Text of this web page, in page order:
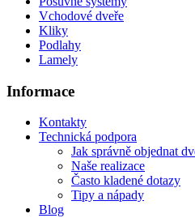
Vchodové dveře
Kliky
Podlahy
Lamely
Informace
Kontakty
Technická podpora
Jak správně objednat
Naše realizace
Často kladené dotazy
Tipy a nápady
Blog